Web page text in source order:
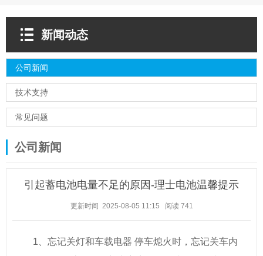
新闻动态
公司新闻
技术支持
常见问题
公司新闻
引起蓄电池电量不足的原因-理士电池温馨提示
更新时间 2025-08-05 11:15 阅读 741
1、忘记关灯和车载电器 停车熄火时，忘记关车内